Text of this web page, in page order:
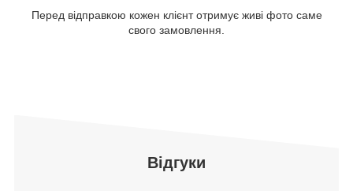
Перед відправкою кожен клієнт отримує живі фото саме
свого замовлення.
Відгуки